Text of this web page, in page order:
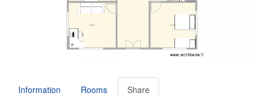
Information Rooms Share